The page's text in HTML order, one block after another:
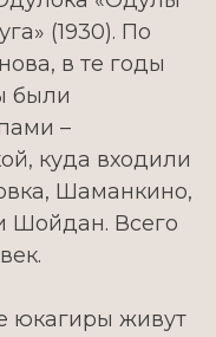
(1930). По
в те годы
были
–
куда входили
Шаманкино,
Шойдан. Всего
юкагиры живут